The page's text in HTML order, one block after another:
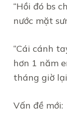
“Hồi đó bs
nước mặt
“Cái cánh
hơn 1 năm
tháng giờ lại
Vấn đề mới: